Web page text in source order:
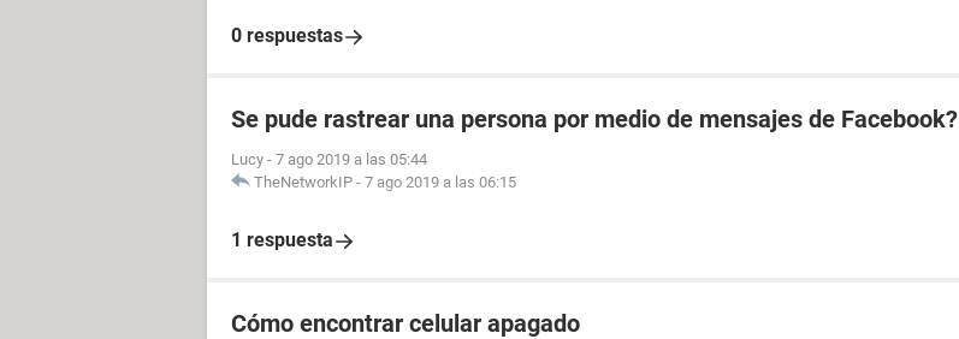
0 respuestas
Se pude rastrear una persona por medio de mensajes de Facebook?
Lucy - 7 ago 2019 a las 05:44
TheNetworkIP - 7 ago 2019 a las 06:15
1 respuesta
Cómo encontrar celular apagado